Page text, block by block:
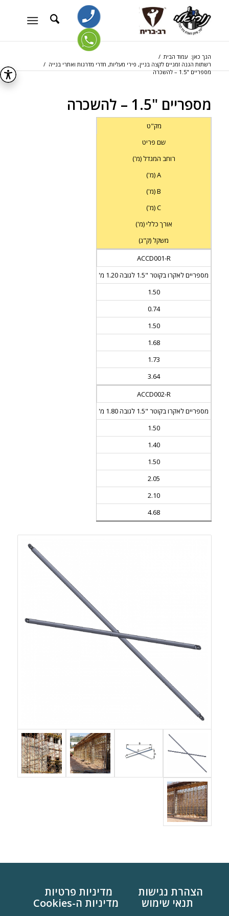
הנך כאן: עמוד הבית /
רשתות הגנה זמניים לקצה בניין, פירי מעליות, חדרי מדרגות ואתרי בנייה /
מספריים "1.5 – להשכרה
מספריים "1.5 – להשכרה
מק"ט
שם פריט
רוחב המגדל (מ')
A (מ')
B (מ')
C (מ')
אורך כללי (מ')
משקל (ק"ג)
ACCD001-R
מספריים לאקרו בקוטר "1.5 לגובה 1.20 מ'
1.50
0.74
1.50
1.68
1.73
3.64
ACCD002-R
מספריים לאקרו בקוטר "1.5 לגובה 1.80 מ'
1.50
1.40
1.50
2.05
2.10
4.68
הצהרת נגישות
מדיניות פרטיות
תנאי שימוש
מדיניות ה-Cookies